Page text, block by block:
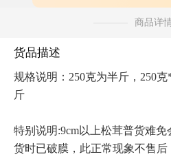
商品详
货品描述
规格说明：250克为半斤，250
斤
特别说明:9cm以上松茸普货难
货时已破膜，此正常现象不售